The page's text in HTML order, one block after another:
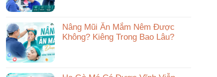
Nâng Mũi Ăn Mắm Nêm Được
Không? Kiêng Trong Bao Lâu?